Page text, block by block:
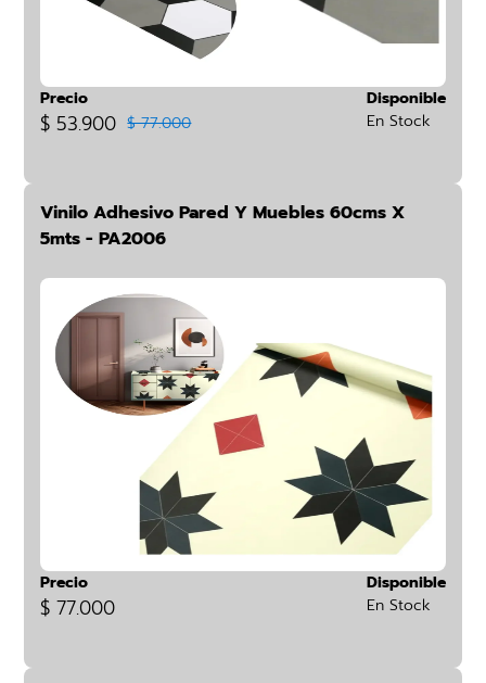
Precio
$ 53.900 $ 77.000
Disponible
En Stock
Vinilo Adhesivo Pared Y Muebles 60cms X
5mts - PA2006
Precio
$ 77.000
Disponible
En Stock